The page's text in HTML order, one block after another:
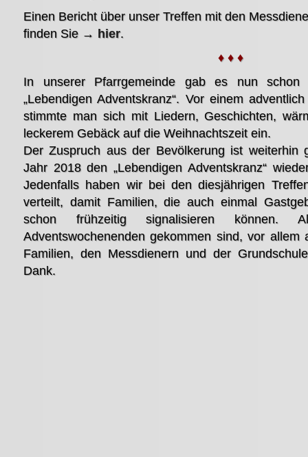
Einen Bericht über unser Treffen mit den
finden Sie → hier.
♦ ♦ ♦
In unserer Pfarrgemeinde gab es nun
„Lebendigen Adventskranz“. Vor einem
stimmte man sich mit Liedern, Geschichten,
leckerem Gebäck auf die Weihnachtszeit ein.
Der Zuspruch aus der Bevölkerung ist weiterhin
Jahr 2018 den „Lebendigen Adventskranz“
Jedenfalls haben wir bei den diesjährigen
verteilt, damit Familien, die auch einmal
schon frühzeitig signalisieren
Adventswochenenden gekommen sind, vor allem
Familien, den Messdienern und der
Dank.